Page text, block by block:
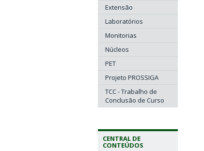
Extensão
Laboratórios
Monitorias
Núcleos
PET
Projeto PROSSIGA
TCC - Trabalho de
Conclusão de Curso
CENTRAL DE
CONTEÚDOS